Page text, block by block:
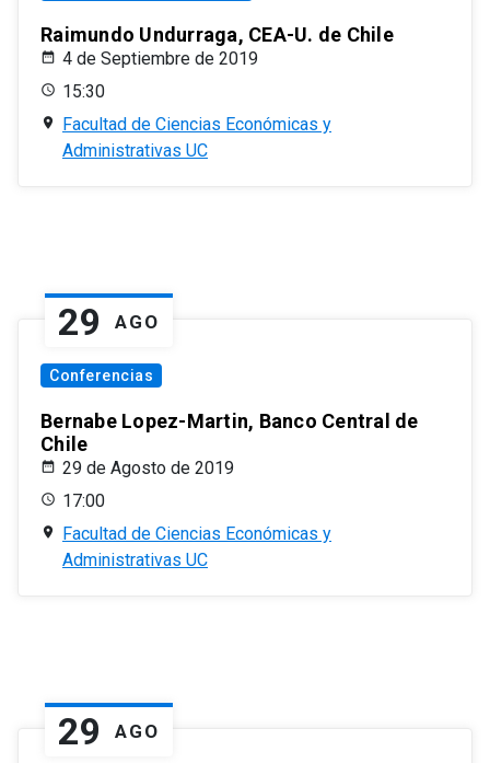
Raimundo Undurraga, CEA-U. de Chile
4 de Septiembre de 2019
15:30
Facultad de Ciencias Económicas y
Administrativas UC
29 AGO
Conferencias
Bernabe Lopez-Martin, Banco Central de
Chile
29 de Agosto de 2019
17:00
Facultad de Ciencias Económicas y
Administrativas UC
29 AGO